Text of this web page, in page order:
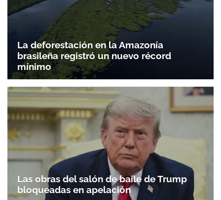
La deforestación en la Amazonía
brasileña registró un nuevo récord
mínimo
Las obras del salón de baile de Trump
bloqueadas en apelación